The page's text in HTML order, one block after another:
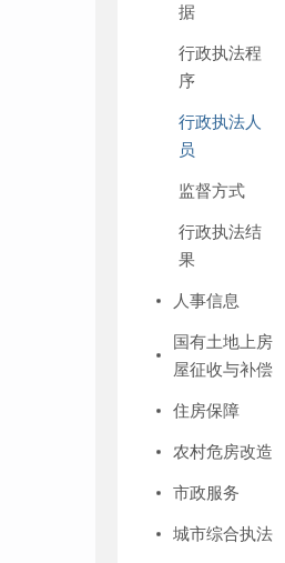
据
行政执法程
序
行政执法人
员
监督方式
行政执法结
果
人事信息
国有土地上房
屋征收与补偿
住房保障
农村危房改造
市政服务
城市综合执法